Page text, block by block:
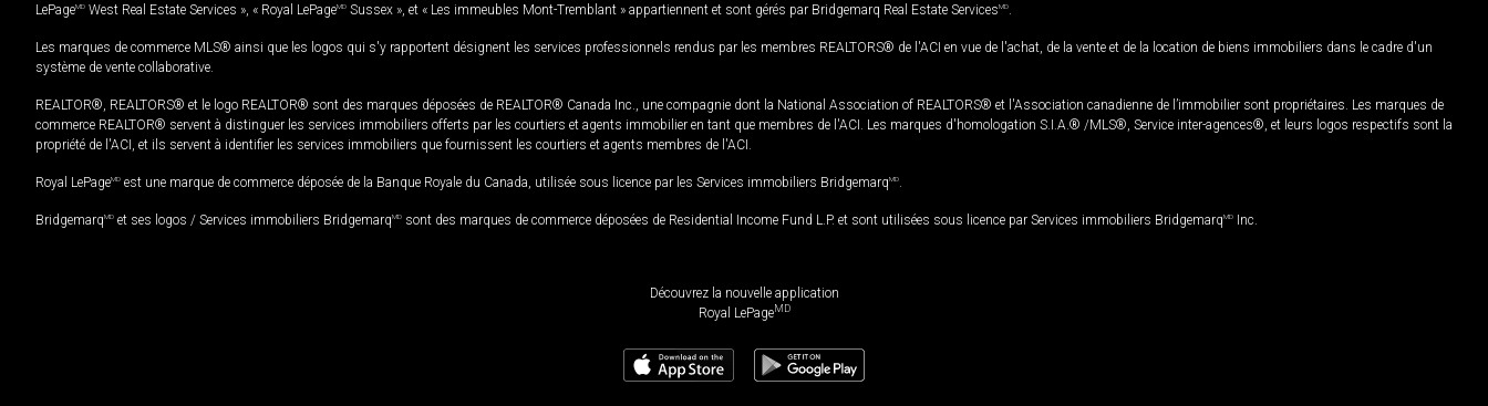
LePageMD West Real Estate Services », « Royal LePageMD Sussex », et « Les immeubles Mont-Tremblant » appartiennent et sont gérés par Bridgemarq Real Estate ServicesMD
Les marques de commerce MLS® ainsi que les logos qui s'y rapportent désignent les services professionnels rendus par les membres REALTORS® de l'ACI en vue de l'achat, de la vente et de la location de biens immobiliers dans le cadre d'un
système de vente collaborative.
REALTOR®, REALTORS® et le logo REALTOR® sont des marques déposées de REALTOR® Canada Inc., une compagnie dont la National Association of REALTORS® et l'Association canadienne de l’immobilier sont propriétaires. Les marques de
commerce REALTOR® servent à distinguer les services immobiliers offerts par les courtiers et agents immobilier en tant que membres de l'ACI. Les marques d'homologation S.I.A.® /MLS®, Service inter-agences®, et leurs logos respectifs sont la
propriété de l'ACI, et ils servent à identifier les services immobiliers que fournissent les courtiers et agents membres de l'ACI.
Royal LePageMD est une marque de commerce déposée de la Banque Royale du Canada, utilisée sous licence par les Services immobiliers BridgemarqMD
BridgemarqMD et ses logos / Services immobiliers BridgemarqMD sont des marques de commerce déposées de Residential Income Fund L.P. et sont utilisées sous licence par Services immobiliers BridgemarqMD Inc.
Découvrez la nouvelle application
Royal LePageMD